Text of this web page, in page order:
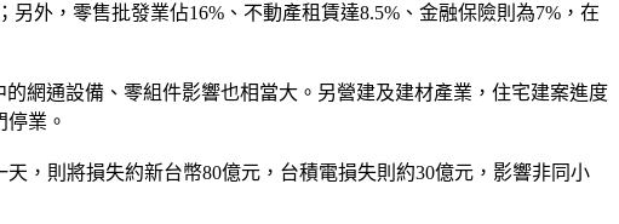
外，零售批發業佔16%、不動產租賃達8.5%、金融保險則為7%，在
網通設備、零組件影響也相當大。另營建及建材產業，住宅建案進度
業。
，則將損失約新台幣80億元，台積電損失則約30億元，影響非同小